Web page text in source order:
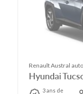
Renault Austral
Hyundai
3 ans de